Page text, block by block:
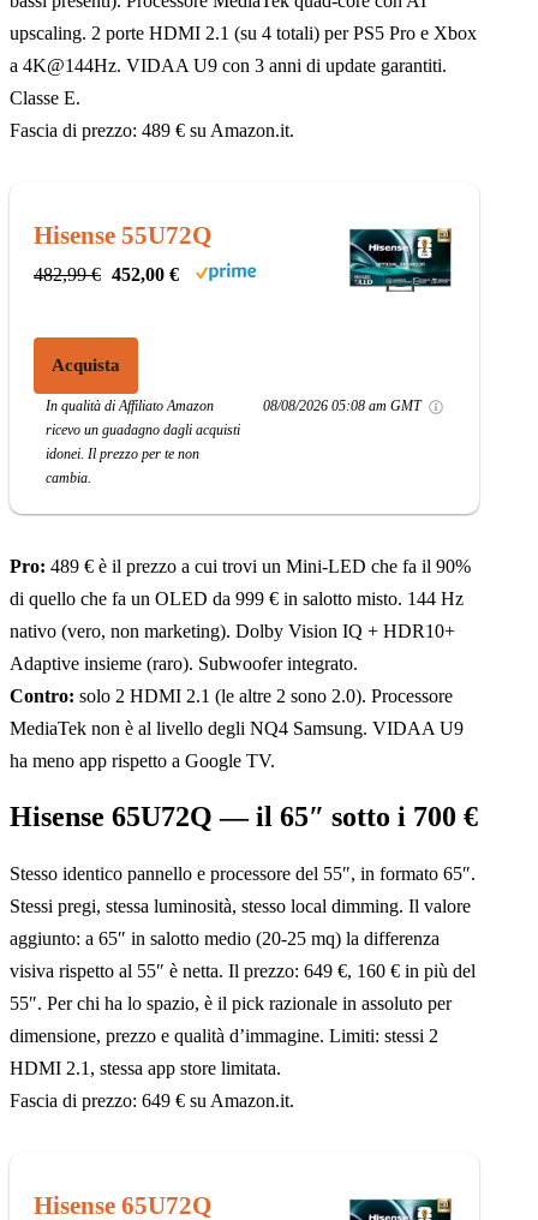
upscaling. 2 porte HDMI 2.1 (su 4 totali) per PS5 Pro e Xbox
a 4K@144Hz. VIDAA U9 con 3 anni di update garantiti.
Classe E.
Fascia di prezzo: 489 € su Amazon.it.
Hisense 55U72Q
482,99 € 452,00 €
Acquista
In qualità di Affiliato Amazon
ricevo un guadagno dagli acquisti
idonei. Il prezzo per te non
cambia.
08/08/2026 05:08 am GMT
Pro: 489 € è il prezzo a cui trovi un Mini-LED che fa il 90%
di quello che fa un OLED da 999 € in salotto misto. 144 Hz
nativo (vero, non marketing). Dolby Vision IQ + HDR10+
Adaptive insieme (raro). Subwoofer integrato.
Contro: solo 2 HDMI 2.1 (le altre 2 sono 2.0). Processore
MediaTek non è al livello degli NQ4 Samsung. VIDAA U9
ha meno app rispetto a Google TV.
Hisense 65U72Q — il 65″ sotto i 700 €
Stesso identico pannello e processore del 55″, in formato 65″.
Stessi pregi, stessa luminosità, stesso local dimming. Il valore
aggiunto: a 65″ in salotto medio (20-25 mq) la differenza
visiva rispetto al 55″ è netta. Il prezzo: 649 €, 160 € in più del
55″. Per chi ha lo spazio, è il pick razionale in assoluto per
dimensione, prezzo e qualità d’immagine. Limiti: stessi 2
HDMI 2.1, stessa app store limitata.
Fascia di prezzo: 649 € su Amazon.it.
Hisense 65U72Q